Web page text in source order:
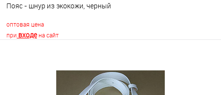
Пояс - шнур из экокожи, черный
оптовая цена
при входена сайт
Недоступно